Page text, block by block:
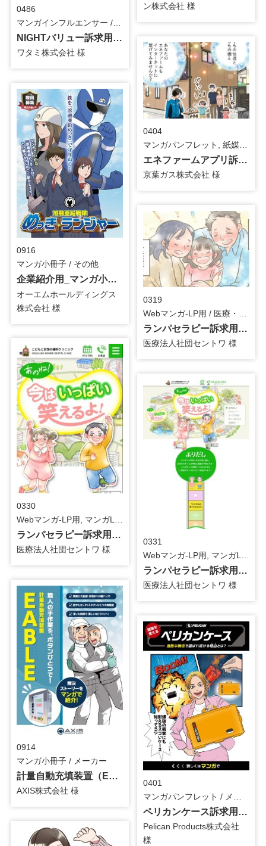
ン株式会社 様
0486
マンガインフルエンサー / 食品
NIGHTバリュー訴求用_アリムラモハさん_インフルエンサーマンガ
ワタミ株式会社 様
0404
エネファームアプリ訴求用_マンガパンフレット
京葉ガス株式会社 様
0916
マンガ小冊子 / その他
企業紹介用_マンガ小冊子_修正
オーエムホールディングス
株式会社 様
0319
ランパセラピー訴求用_第2弾_WEBマンガ
医療法人社団セントワ 様
0330
ランパセラピー訴求用_第2弾_マンガLP（SP）
医療法人社団セントワ 様
0331
ランパセラピー訴求用_第2弾_マンガLP（PC）
医療法人社団セントワ 様
0914
マンガ小冊子 / メーカー
計量自動充填装置（EABLE）訴求用_マンガ小冊子
AXIS株式会社 様
0401
ペリカンケース訴求用_マンガパンフレット
Pelican Products株式会社
様